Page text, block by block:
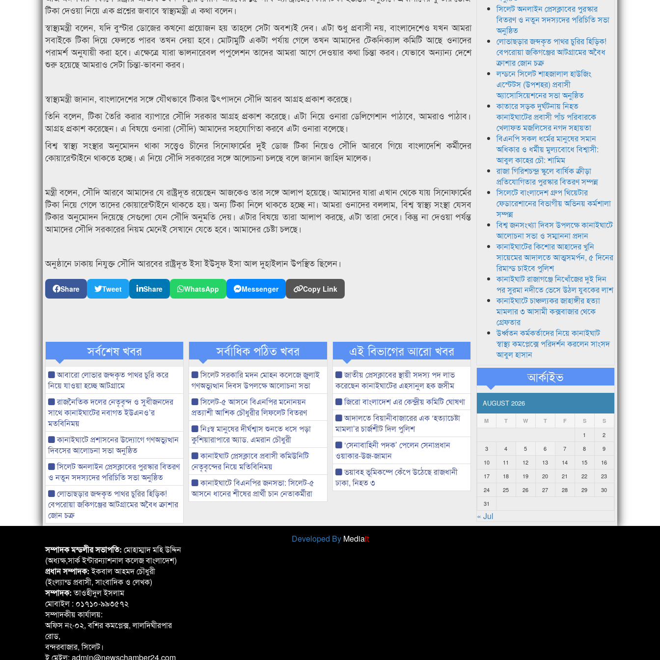
টিকা দেওয়া নিয়ে এক প্রশ্নের জবাবে স্বাস্থ্যমন্ত্রী এ কথা বলেন।
স্বাস্থ্যমন্ত্রী বলেন, যদি বুস্টার ডোজের কখনো প্রয়োজন হয় তাহলে সেটা অবশ্যই দেব। এটা শুধু প্রবাসী নয়, বাংলাদেশেও যখন আমরা
সবাইকে টিকা দিয়ে ফেলতে পারব তখন দেয়া হবে। মোটামুটি একটা পর্যায় গেলে তখন আমাদের টেকনিক্যাল কমিটি আছে ওনাদের
পরামর্শ অনুযায়ী করা হবে। এক্ষেত্রে যারা ভালনারেবল পপুলেশন তাদের আমরা আগে দেওয়ার কথা চিন্তা করব। যেভাবে অন্যান্য দেশে
শুরু হয়েছে আমরাও সেটা চিন্তা-ভাবনা করব।
স্বাস্থ্যমন্ত্রী জানান, বাংলাদেশের সঙ্গে যৌথভাবে টিকার উৎপাদনে সৌদি আরব আগ্রহ প্রকাশ করেছে।
তিনি বলেন, টিকা তৈরি করার ব্যাপারে সৌদি সরকার আগ্রহ প্রকাশ করেছে। এটা নিয়ে ওনারা ডেলিগেশান পাঠাবে, আমরাও পাঠাব।
আগ্রহ প্রকাশ করেছেন। এ বিষয়ে ওনারা (সৌদি) আমাদের সহযোগিতা করবে এটা ওনারা বলেছে।
বিশ্ব স্বাস্থ্য সংস্থার অনুমোদন থাকা সত্ত্বেও চীনের সিনোফার্মের দুই ডোজ টিকা নিয়েও সৌদি আরবে গিয়ে বাংলাদেশি কর্মীদের
কোয়ারেন্টাইনে থাকতে হচ্ছে। এ নিয়ে সৌদি সরকারের সঙ্গে আলোচনা চলছে বলে জানান জাহিদ মালেক।
মন্ত্রী বলেন, সৌদি আরবে আমাদের যে রাষ্ট্রদূত রয়েছেন আজকেও তার সঙ্গে আলাপ হয়েছে। আমাদের যারা এখান থেকে যায় সিনোফার্মের
টিকা নিয়ে গেলে তাদের কোয়ারেন্টাইনে থাকতে হয়। অন্য টিকা নিলে থাকতে হচ্ছে না। আমরা ওনাদের বললাম, বিশ্ব স্বাস্থ্য সংস্থা যেসব
টিকার অনুমোদন দিয়েছে সেগুলো যেন সৌদি অনুমতি দেয়। এটার বিষয়ে তারা আলাপ করছে, এটা তারা দেবে। কিন্তু না দেওয়া পর্যন্ত
আমাদের সৌদি সরকারের নিয়ম মেনেই সেখানে যেতে হবে। আমাদের চেষ্টা চলছে।
অনুষ্ঠানে ঢাকায় নিযুক্ত সৌদি আরবের রাষ্ট্রদূত ইসা ইউসুফ ইসা আল দুহাইলান উপস্থিত ছিলেন।
Share Tweet Share WhatsApp Messenger Copy Link
সর্বশেষ খবর
আবারো লোভার জব্দকৃত পাথর চুরি করে
নিয়ে যাওয়া হচ্ছে আটগ্রামে
রাজনৈতিক দলের নেতৃবৃন্দ ও সুধীজনদের
সাথে কানাইঘাটের নবাগত ইউএনও’র
মতবিনিময়
কানাইঘাটে প্রশাসনের উদ্যোগে গণঅভ্যুত্থান
দিবসের আলোচনা সভা অনুষ্ঠিত
সিলেট অনলাইন প্রেসক্লাবের পুরস্কার বিতরণ
ও নতুন সদস্যদের পরিচিতি সভা অনুষ্ঠিত
লোভাছড়ার জব্দকৃত পাথর চুরির হিড়িক!
বেপরোয়া জকিগঞ্জের আটগ্রামের অবৈধ ক্রাশার
জোন চক্র
সর্বাধিক পঠিত খবর
সিলেট সরকারি মদন মোহন কলেজে জুলাই
গণঅভ্যুত্থান দিবস উপলক্ষে আলোচনা সভা
সিলেট-৫ আসনে বিএনপির মনোনয়ন
প্রত্যাশী আশিক চৌধুরীর লিফলেট বিতরণ
নিঃস্ব মানুষের দীর্ঘশ্বাস শুনতে ধসে পড়া
কুশিয়ারাপারে অ্যাড. এমরান চৌধুরী
কানাইঘাট প্রেসক্লাবে প্রবাসী কমিউনিটি
নেতৃবৃন্দের নিয়ে মতিবিনিময়
কানাইঘাটে বিএনপির জনসভা: সিলেট-৫
আসনে ধানের শীষের প্রার্থী চান নেতাকর্মীরা
এই বিভাগের আরো খবর
জাতীয় প্রেসক্লাবের স্থায়ী সদস্য পদ লাভ
করেছেন কানাইঘাটের এহসানুল হক জসীম
জিরো বাংলাদেশ এর কেন্দ্রীয় কমিটি ঘোষণা
আদালতে বিয়ানীবাজারের এক ‘হত্যাচেষ্টা
মামলা’র চার্জশীট দিল পুলিশ
‘সেনাবাহিনী পদক’ পেলেন সেনাপ্রধান
ওয়াকার-উজ-জামান
ভয়াবহ ভূমিকম্পে কেঁপে উঠেছে রাজধানী
ঢাকা, নিহত ৩
সিলেট অনলাইন প্রেসক্লাবের পুরস্কার
বিতরণ ও নতুন সদস্যদের পরিচিতি সভা
অনুষ্ঠিত
লোভাছড়ার জব্দকৃত পাথর চুরির হিড়িক!
বেপরোয়া জকিগঞ্জের আটগ্রামের অবৈধ
ক্রাশার জোন চক্র
লন্ডনে সিলেট শাহজালাল হাউজিং
এস্টেটস (উপশহর) প্রবাসী
অ্যাসোসিয়েশনের সভা অনুষ্ঠিত
কাতারে সড়ক দুর্ঘটনায় নিহত
কানাইঘাটের প্রবাসী পাঁচ পরিবারকে
খেলাফত মজলিসের নগদ সহায়তা
বিএনপি সকল ধর্মের মানুষের সমান
অধিকার ও ধর্মীয় মুল্যবোধে বিশ্বাসী:
আবুল কাহের চৌ: শামিম
রাজা গিরিশচন্দ্র স্কুলে বার্ষিক ক্রীড়া
প্রতিযোগিতার পুরস্কার বিতরণ সম্পন্ন
সিলেটে বাংলাদেশ গ্রুপ থিয়েটার
ফেডারেশানের বিভাগীয় অভিনয় কর্মশালা
সম্পন্ন
বিশ্ব জনসংখ্যা দিবস উপলক্ষে কানাইঘাটে
আলোচনা সভা ও সম্মাননা প্রদান
কানাইঘাটের কিশোর আহাদের খুনি
সায়েমের আদালতে আত্মসমর্পন, ৫ দিনের
রিমান্ড চাইবে পুলিশ
কানাইঘাট রাজাগঞ্জে নিখোঁজের দুই দিন
পর সুরমা নদীতে ভেসে উঠল যুবকের লাশ
কানাইঘাটে চাঞ্চল্যকর জাহাঙ্গীর হত্যা
মামলার ৩ আসামী কক্সবাজার থেকে
গ্রেফতার
উর্ধ্বতন কর্মকর্তাদের নিয়ে কানাইঘাট
স্বাস্থ্য কমপ্লেক্সে পরিদর্শন করলেন সাংসদ
আবুল হাসান
আর্কাইভ
AUGUST 2026
M T W T F S S
1
2
3
4 5 6 7 8
9
10
11 12 13 14 15
16
17
18 19 20 21 22
23
24
25 26 27 28 29
30
31
« Jul
Developed By Mediait
সম্পাদক মন্ডলীর সভাপতি: মোহাম্মাদ মহি উদ্দিন
(অধ্যক্ষ,সার্ক ইন্টারন্যাশনাল কলেজ বাংলাদেশ)
প্রধান সম্পাদক:ইকবাল আহমদ চৌধুরী
(ইংল্যান্ড প্রবাসী, সাংবাদিক ও লেখক)
সম্পাদক:তাওহীদুল ইসলাম
মোবাইল : ০১৭১০-৯৯৩৫৭২
সম্পাদকীয় কার্যালয়:
অফিস নং-০২, বশির কমপ্লেক্স, লালদিঘীরপার
রোড,
বন্দরবাজার, সিলেট।
ই মেইল: admin@newschamber24.com